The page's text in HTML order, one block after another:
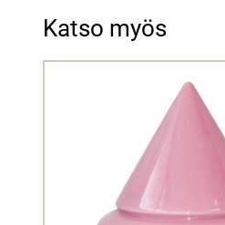
Katso myös